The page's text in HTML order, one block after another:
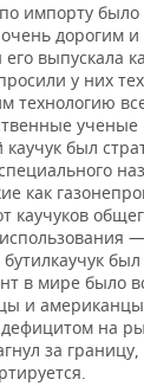
импорту было
дорогим
выпускала
у них
технологию
был
как
каучуков
в мире было
и
на
за границу,